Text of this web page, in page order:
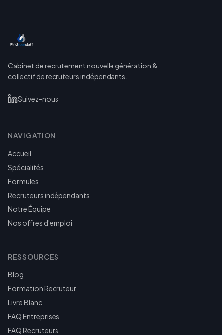
Cabinet de recrutement nouvelle génération &
collectif de recruteurs indépendants.
Suivez-nous
NAVIGATION
Accueil
Spécialités
Formules
Recruteurs indépendants
Notre Équipe
Nos offres d'emploi
RESSOURCES
Blog
Formation Recruteur
Livre Blanc
FAQ Entreprises
FAQ Recruteurs